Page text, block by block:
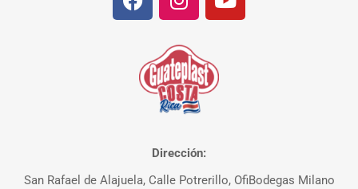
Dirección:
San Rafael de Alajuela, Calle Potrerillo, OfiBodegas Milano